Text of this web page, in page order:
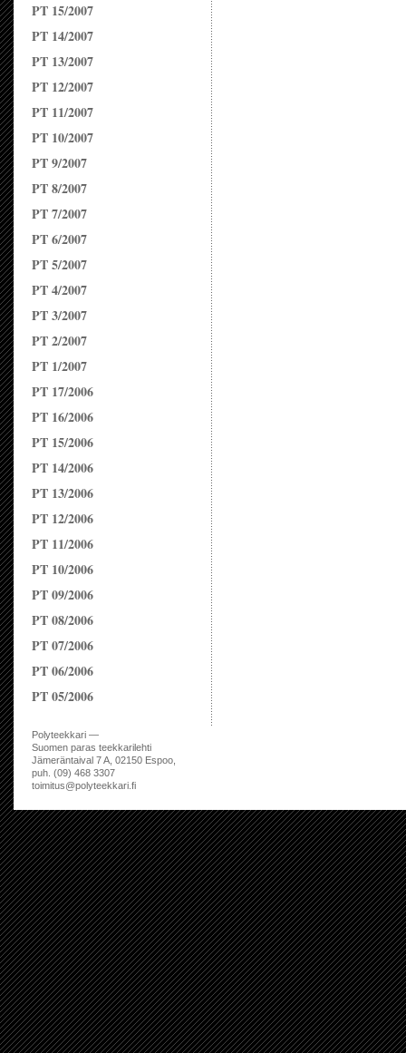
PT 15/2007
PT 14/2007
PT 13/2007
PT 12/2007
PT 11/2007
PT 10/2007
PT 9/2007
PT 8/2007
PT 7/2007
PT 6/2007
PT 5/2007
PT 4/2007
PT 3/2007
PT 2/2007
PT 1/2007
PT 17/2006
PT 16/2006
PT 15/2006
PT 14/2006
PT 13/2006
PT 12/2006
PT 11/2006
PT 10/2006
PT 09/2006
PT 08/2006
PT 07/2006
PT 06/2006
PT 05/2006
Polyteekkari —
Suomen paras teekkarilehti
Jämeräntaival 7 A, 02150 Espoo,
puh. (09) 468 3307
toimitus@polyteekkari.fi